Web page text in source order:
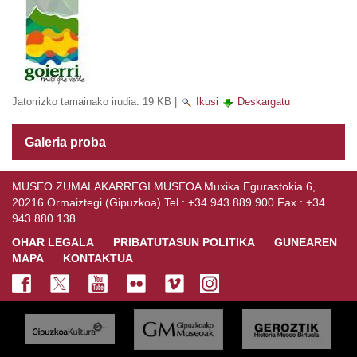
Jatorrizko tamainako irudia: 19 KB Ikusi Deskargatu
Galeria proba
MUSEO ZUMALAKARREGI MUSEOA Muxika Egurastokia 6,
20216 Ormaiztegi (Gipuzkoa) Tel.: +34 943 889 900 Fax.: +34
943 880 138
OHAR LEGALA
PRIBATUTASUN POLITIKA
GUNEAREN
MAPA
KONTAKTUA